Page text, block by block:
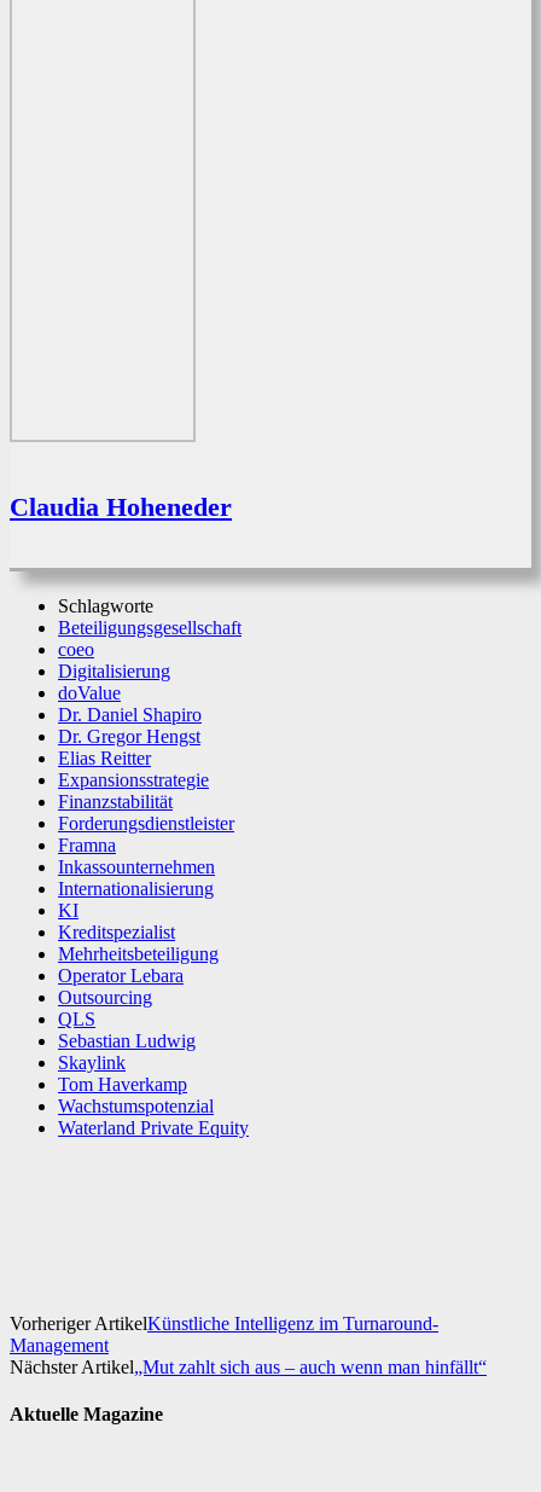
Claudia Hoheneder
Schlagworte
Beteiligungsgesellschaft
coeo
Digitalisierung
doValue
Dr. Daniel Shapiro
Dr. Gregor Hengst
Elias Reitter
Expansionsstrategie
Finanzstabilität
Forderungsdienstleister
Framna
Inkassounternehmen
Internationalisierung
KI
Kreditspezialist
Mehrheitsbeteiligung
Operator Lebara
Outsourcing
QLS
Sebastian Ludwig
Skaylink
Tom Haverkamp
Wachstumspotenzial
Waterland Private Equity
Vorheriger ArtikelKünstliche Intelligenz im Turnaround-
Management
Nächster Artikel„Mut zahlt sich aus – auch wenn man hinfällt“
Aktuelle Magazine